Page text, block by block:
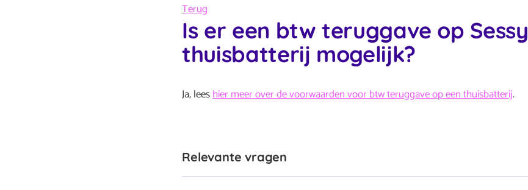
Terug
Is er een btw teruggave op Sessy
thuisbatterij mogelijk?
Ja, leeshier meer over de voorwaarden voor btw teruggave op een thuisbatterij.
Relevante vragen